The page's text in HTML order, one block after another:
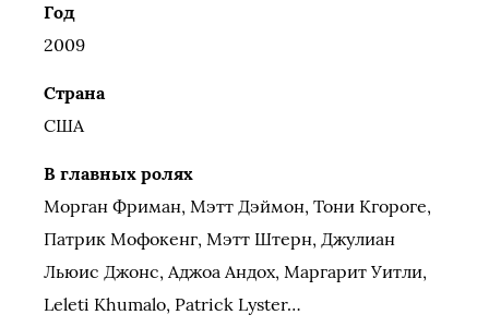
Год
2009
Страна
США
В главных ролях
Морган Фриман, Мэтт Дэймон, Тони Кгороге,
Патрик Мофокенг, Мэтт Штерн, Джулиан
Льюис Джонс, Аджоа Андох, Маргарит Уитли,
Leleti Khumalo, Patrick Lyster…